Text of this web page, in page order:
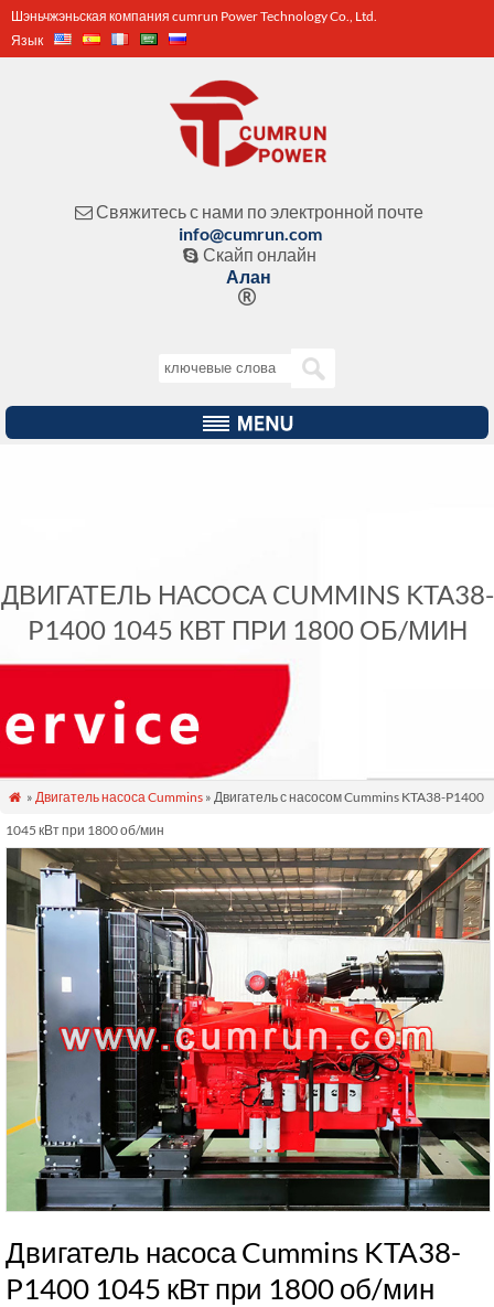
Шэньчжэньская компания cumrun Power Technology Co., Ltd.
Язык
 Свяжитесь с нами по электронной почте
info@cumrun.com
 Скайп онлайн
Алан

ДВИГАТЕЛЬ НАСОСА CUMMINS KTA38-
P1400 1045 КВТ ПРИ 1800 ОБ/МИН
 » Двигатель насоса Cummins» Двигатель с насосом Cummins KTA38-P1400
1045 кВт при 1800 об/мин
Двигатель насоса Cummins KTA38-
P1400 1045 кВт при 1800 об/мин